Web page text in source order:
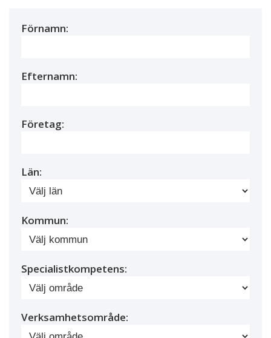
Förnamn:
Efternamn:
Företag:
Län:
Kommun:
Specialistkompetens:
Verksamhetsområde: